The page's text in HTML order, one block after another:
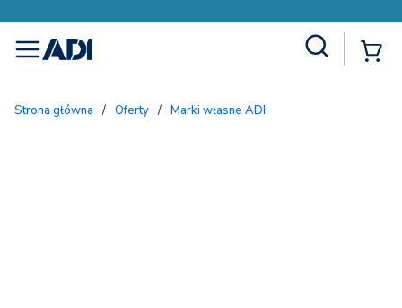
menu
Strona główna / Oferty / Marki własne ADI